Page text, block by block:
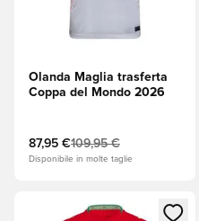
Olanda Maglia trasferta
Coppa del Mondo 2026
87,95 €109,95 €
Disponibile in molte taglie
Apre una finestra modale